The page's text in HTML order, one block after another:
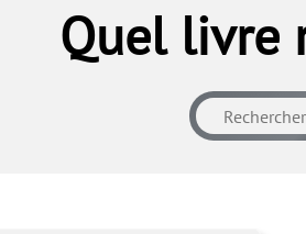
Quel livre